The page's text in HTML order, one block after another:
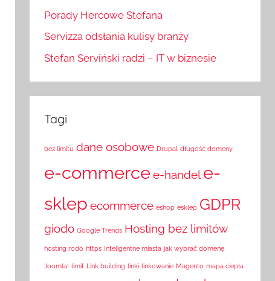
Porady Hercowe Stefana
Servizza odsłania kulisy branży
Stefan Serviński radzi – IT w biznesie
Tagi
bez limitu dane osobowe Drupal długość domeny
e-commercee-handel e-
sklep ecommerce eshop esklep GDPR
giodo Google Trends Hosting bez limitów
hosting rodo https Inteligentne miasta jak wybrać domenę
Joomla! limit Link building linki linkowanie Magento mapa ciepła